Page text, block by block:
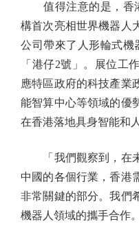
值得注意的是，香
構首次亮相世界機器人
公司帶來了人形輪式機
「港仔2號」。展位工
應特區政府的科技產業
能智算中心等領域的優
在香港落地具身智能和
「我們觀察到，在未
中國的各個行業，香港
非常關鍵的部分。我們
機器人領域的攜手合作